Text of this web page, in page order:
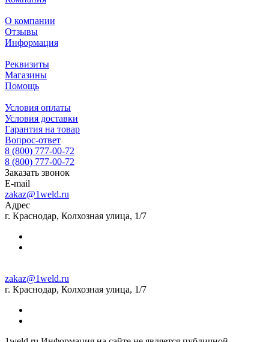
О компании
Отзывы
Информация
Реквизиты
Магазины
Помощь
Условия оплаты
Условия доставки
Гарантия на товар
Вопрос-ответ
8 (800) 777-00-72
8 (800) 777-00-72
Заказать звонок
E-mail
zakaz@1weld.ru
Адрес
г. Краснодар, Колхозная улица, 1/7
zakaz@1weld.ru
г. Краснодар, Колхозная улица, 1/7